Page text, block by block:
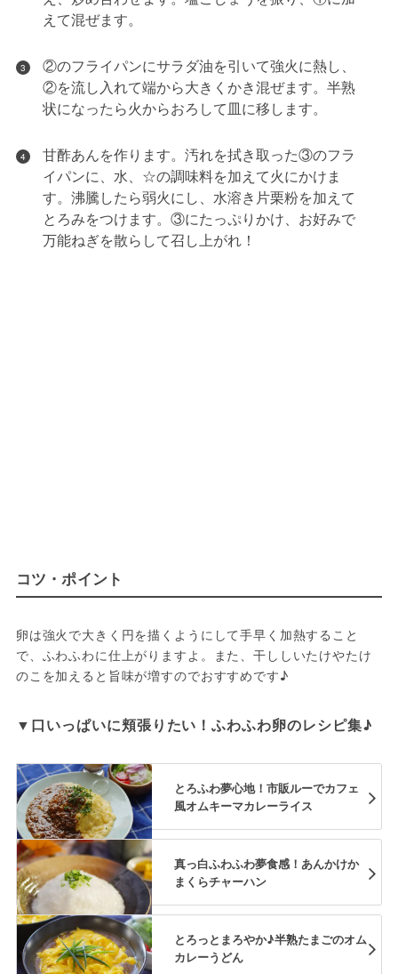
えて混ぜます。
3
②のフライパンにサラダ油を引いて強火に熱し、
②を流し入れて端から大きくかき混ぜます。半熟
状になったら火からおろして皿に移します。
4
甘酢あんを作ります。汚れを拭き取った③のフラ
イパンに、水、☆の調味料を加えて火にかけま
す。沸騰したら弱火にし、水溶き片栗粉を加えて
とろみをつけます。③にたっぷりかけ、お好みで
万能ねぎを散らして召し上がれ！
コツ・ポイント
卵は強火で大きく円を描くようにして手早く加熱すること
で、ふわふわに仕上がりますよ。また、干ししいたけやたけ
のこを加えると旨味が増すのでおすすめです♪
▼口いっぱいに頬張りたい！ふわふわ卵のレシピ集♪
とろふわ夢心地！市販ルーでカフェ
風オムキーマカレーライス
真っ白ふわふわ夢食感！あんかけか
まくらチャーハン
とろっとまろやか♪半熟たまごのオム
カレーうどん